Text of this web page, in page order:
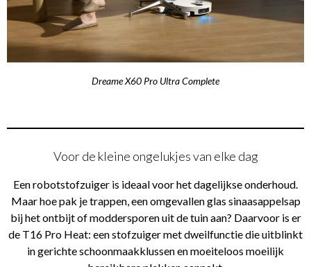
Dreame X60 Pro Ultra Complete
Voor de kleine ongelukjes van elke dag
Een robotstofzuiger is ideaal voor het dagelijkse onderhoud.
Maar hoe pak je trappen, een omgevallen glas sinaasappelsap
bij het ontbijt of moddersporen uit de tuin aan? Daarvoor is er
de T16 Pro Heat: een stofzuiger met dweilfunctie die uitblinkt
in gerichte schoonmaakklussen en moeiteloos moeilijk